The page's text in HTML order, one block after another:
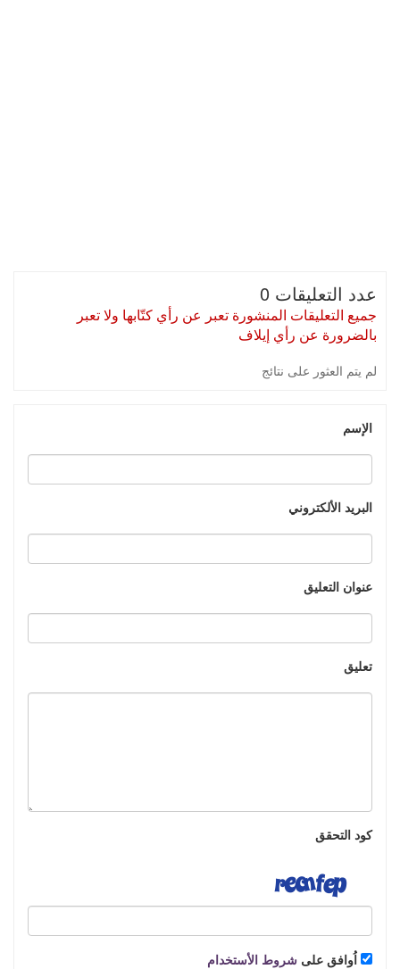
عدد التعليقات 0
جميع التعليقات المنشورة تعبر عن رأي كتّابها ولا تعبر
بالضرورة عن رأي إيلاف
لم يتم العثور على نتائج
الإسم
البريد الألكتروني
عنوان التعليق
تعليق
كود التحقق
اُوافق على شروط الأستخدام